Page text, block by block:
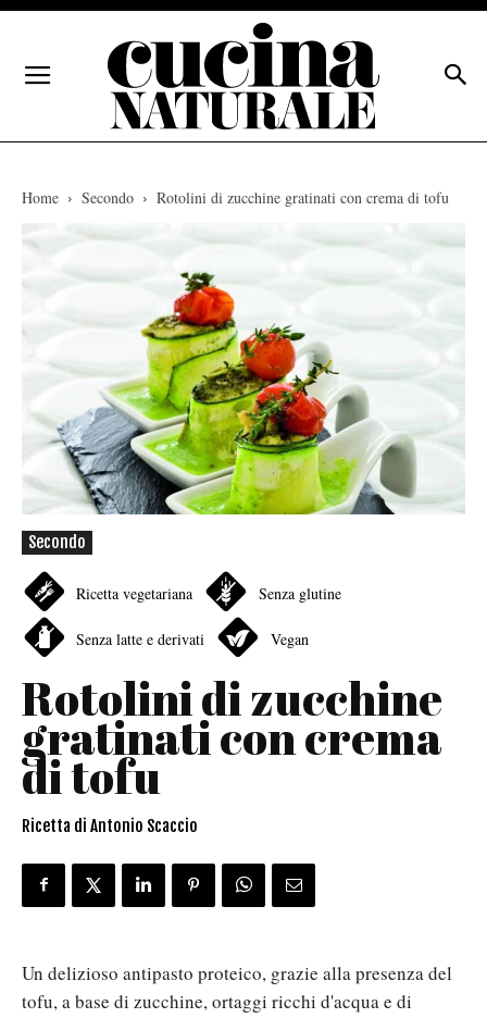
Home Secondo Rotolini di zucchine gratinati con crema di tofu
Secondo
Ricetta vegetariana Senza glutine
Senza latte e derivati Vegan
Rotolini di zucchine
gratinati con crema
di tofu
Ricetta di Antonio Scaccio
Un delizioso antipasto proteico, grazie alla presenza del
tofu, a base di zucchine, ortaggi ricchi d'acqua e di